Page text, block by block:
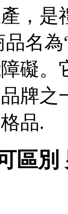
，
名
礙
牌之
品.
區